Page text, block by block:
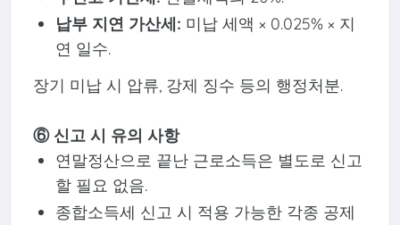
납부 지연 가산세: 미납 세액 × 0.025% × 지
연 일수.
장기 미납 시 압류, 강제 징수 등의 행정처분.
⑥ 신고 시 유의 사항
연말정산으로 끝난 근로소득은 별도로 신고
할 필요 없음.
종합소득세 신고 시 적용 가능한 각종 공제